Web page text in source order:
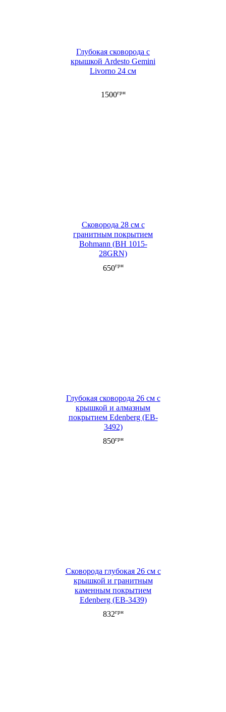
Глубокая сковорода с
крышкой Ardesto Gemini
Livorno 24 см
1500грн
Сковорода 28 см с
гранитным покрытием
Bohmann (BH 1015-
28GRN)
650грн
Глубокая сковорода 26 см с
крышкой и алмазным
покрытием Edenberg (EB-
3492)
850грн
Сковорода глубокая 26 см с
крышкой и гранитным
каменным покрытием
Edenberg (EB-3439)
832грн